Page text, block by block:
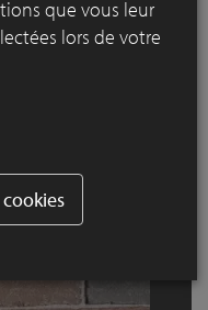
que vous leur
lors de votre